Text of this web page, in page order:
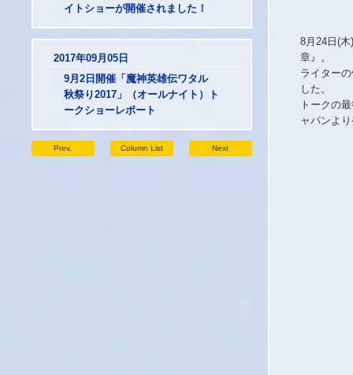
イトショーが開催されました！
2017年09月05日
9月2日開催「魔神英雄伝ワタル
秋祭り2017」（オールナイト）ト
ークショーレポート
Prev. Column List Next
8月24日(
章』。
ライター
した。
トークの
ャパンよ